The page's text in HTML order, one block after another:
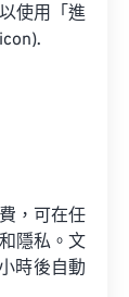
使用「進
icon).
，可在任
隱私。文
時後自動